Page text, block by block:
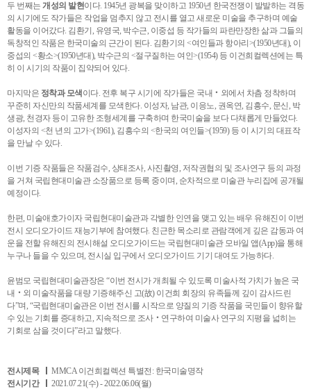
두 번째는 개성의 발현이다. 1945년 광복을 맞이하고 1950년 한국전쟁이 발발하는 격동
의 시기에도 작가들은 작업을 멈추지 않고 전시를 열고 새로운 미술을 추구하며 예술
활동을 이어갔다. 김환기, 유영국, 박수근, 이중섭 등 작가들의 파란만장한 삶과 그들의
독창적인 작품은 한국미술의 근간이 된다. 김환기의 <여인들과 항아리>(1950년대), 이
중섭의 <황소>(1950년대), 박수근의 <절구질하는 여인>(1954) 등 이건희컬렉션에는 특
히 이 시기의 작품이 집약되어 있다.
마지막은 정착과 모색 이다. 전후 복구 시기에 작가들은 국내‧외에서 차츰 정착하며
꾸준히 자신만의 작품세계를 모색한다. 이성자, 남관, 이응노, 권옥연, 김흥수, 문신, 박
생광, 천경자 등이 고유한 조형세계를 구축하며 한국미술을 보다 다채롭게 만들었다.
이성자의 <천 년의 고가>(1961), 김흥수의 <한국의 여인들>(1959) 등 이 시기의 대표작
을 만날 수 있다.
이번 기증 작품들은 작품검수, 상태조사, 사진촬영, 저작권협의 및 조사연구 등의 과정
을 거쳐 국립현대미술관 소장품으로 등록 중이며, 순차적으로 미술관 누리집에 공개될
예정이다.
한편, 미술애호가이자 국립현대미술관과 각별한 인연을 맺고 있는 배우 유해진이 이번
전시 오디오가이드 재능기부에 참여했다. 친근한 목소리로 관람객에게 깊은 감동과 여
운을 전할 유해진의 전시해설 오디오가이드는 국립현대미술관 모바일 앱(App)을 통해
누구나 들을 수 있으며, 전시실 입구에서 오디오가이드 기기 대여도 가능하다.
윤범모 국립현대미술관장은 “이번 전시가 개최될 수 있도록 미술사적 가치가 높은 국
내‧외 미술작품을 대량 기증해주신 고(故) 이건희 회장의 유족들께 깊이 감사드린
다”며, “국립현대미술관은 이번 전시를 시작으로 양질의 기증 작품을 국민들이 향유할
수 있는 기회를 증대하고, 지속적으로 조사‧연구하여 미술사 연구의 지평을 넓히는
기회로 삼을 것이다”라고 말했다.
전시제목
MMCA 이건희컬렉션 특별전: 한국미술명작
전시기간
2021.07.21(수) - 2022.06.06(월)